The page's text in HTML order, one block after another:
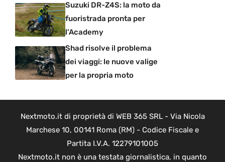
Suzuki DR-Z4S: la moto da
fuoristrada pronta per
l’Academy
Shad risolve il problema
dei viaggi: le nuove valige
per la propria moto
Nextmoto.it di proprietà di WEB 365 SRL - Via Nicola
Marchese 10, 00141 Roma (RM) - Codice Fiscale e
Partita I.V.A. 12279101005
Nextmoto.it non è una testata giornalistica, in quanto